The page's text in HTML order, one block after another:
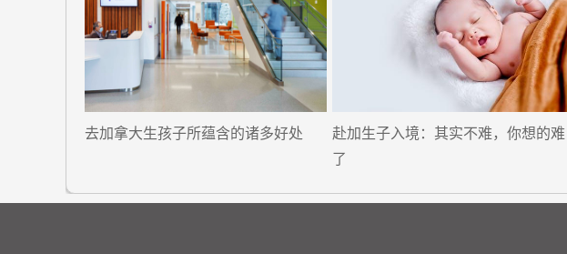
去加拿大生孩子所蕴含的诸多好处
赴加生子入境：其实不难，你想的难
了